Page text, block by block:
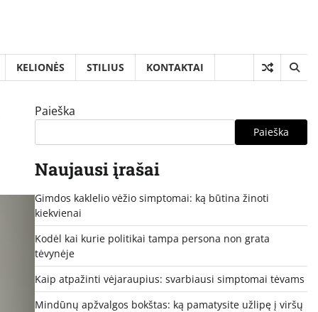
KELIONĖS STILIUS KONTAKTAI
Paieška
Paieška
Naujausi įrašai
Gimdos kaklelio vėžio simptomai: ką būtina žinoti
kiekvienai
Kodėl kai kurie politikai tampa persona non grata
tėvynėje
Kaip atpažinti vėjaraupius: svarbiausi simptomai tėvams
Mindūnų apžvalgos bokštas: ką pamatysite užlipę į viršų